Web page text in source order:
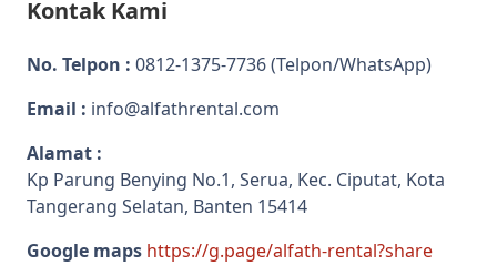
Kontak Kami
No. Telpon : 0812-1375-7736(Telpon/WhatsApp)
Email : info@alfathrental.com
Alamat :
Kp Parung Benying No.1, Serua, Kec. Ciputat, Kota
Tangerang Selatan, Banten 15414
Google maps https://g.page/alfath-rental?share